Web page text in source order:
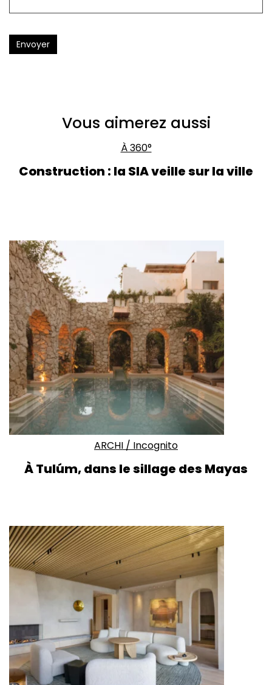
Envoyer
Vous aimerez aussi
À 360°
Construction : la SIA veille sur la ville
ARCHI / Incognito
À Tulúm, dans le sillage des Mayas